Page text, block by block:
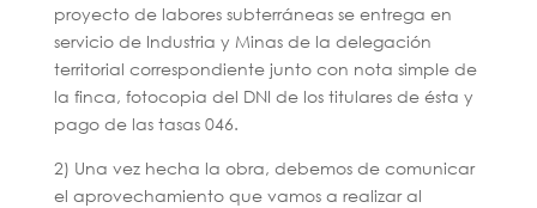
proyecto de labores subterráneas se entrega en
servicio de Industria y Minas de la delegación
territorial correspondiente junto con nota simple de
la finca, fotocopia del DNI de los titulares de ésta y
pago de las tasas 046.
2) Una vez hecha la obra, debemos de comunicar
el aprovechamiento que vamos a realizar al